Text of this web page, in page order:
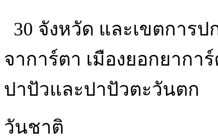
30 จังหวัด และเขตการป
จาการ์ตา เมืองยอกยากา
ปาปัวและปาปัวตะวันตก
วันชาติ